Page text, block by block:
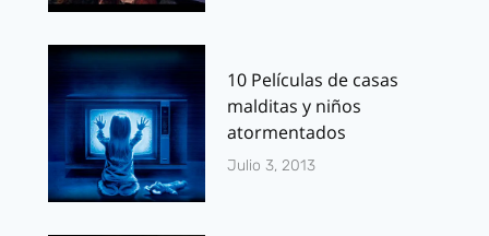
10 Películas de casas
malditas y niños
atormentados
Julio 3, 2013